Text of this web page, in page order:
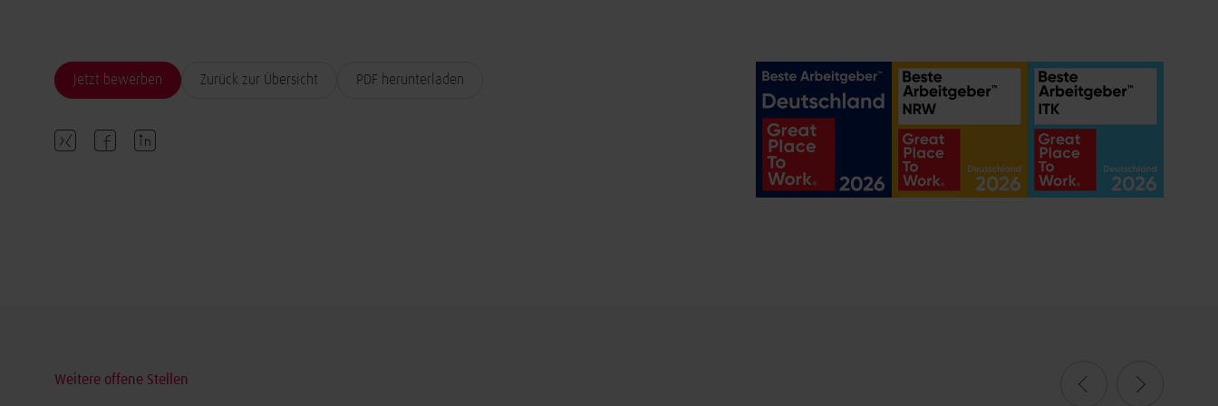
Jetzt bewerben Zurück zur Übersicht PDF herunterladen
Weitere offene Stellen